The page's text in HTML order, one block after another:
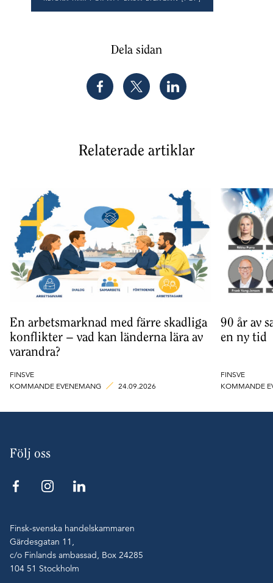
Dela sidan
Relaterade artiklar
En arbetsmarknad med färre skadliga
konflikter – vad kan länderna lära av
varandra?
FINSVE
KOMMANDE EVENEMANG
24.09.2026
90 år av
en ny tid
FINSVE
KOMMANDE
Följ oss
Finsk-svenska handelskammaren
Gärdesgatan 11,
c/o Finlands ambassad, Box 24285
104 51 Stockholm